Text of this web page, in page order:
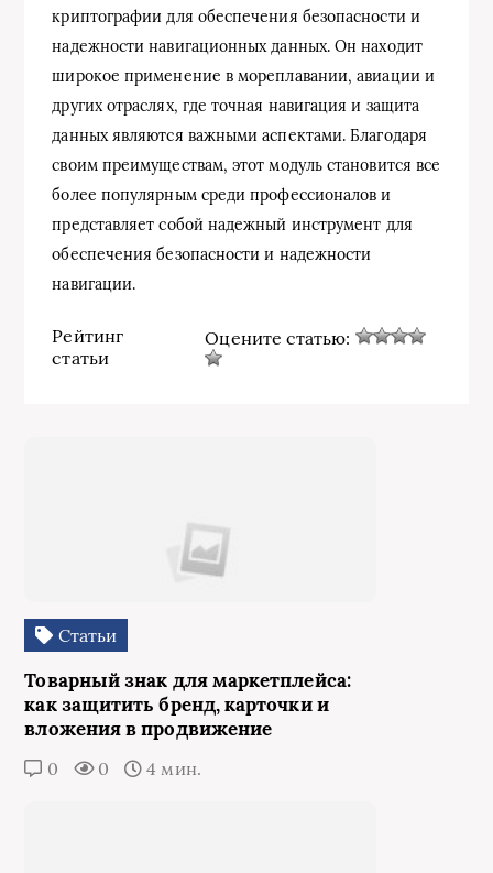
криптографии для обеспечения безопасности и
надежности навигационных данных. Он находит
широкое применение в мореплавании, авиации и
других отраслях, где точная навигация и защита
данных являются важными аспектами. Благодаря
своим преимуществам, этот модуль становится все
более популярным среди профессионалов и
представляет собой надежный инструмент для
обеспечения безопасности и надежности
навигации.
Рейтинг
статьи
Оцените статью:
Статьи
Товарный знак для маркетплейса:
как защитить бренд, карточки и
вложения в продвижение
0 0 4 мин.